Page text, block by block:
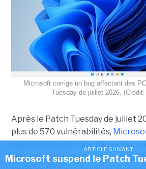
ARTICLE SUIVANT
Microsoft suspend le Patch
Microsoft corrige un bug affectant des
Tuesday de juillet 2026.
Après le Patch Tuesday de juillet
plus de 570 vulnérabilités,
résoudre un problème de